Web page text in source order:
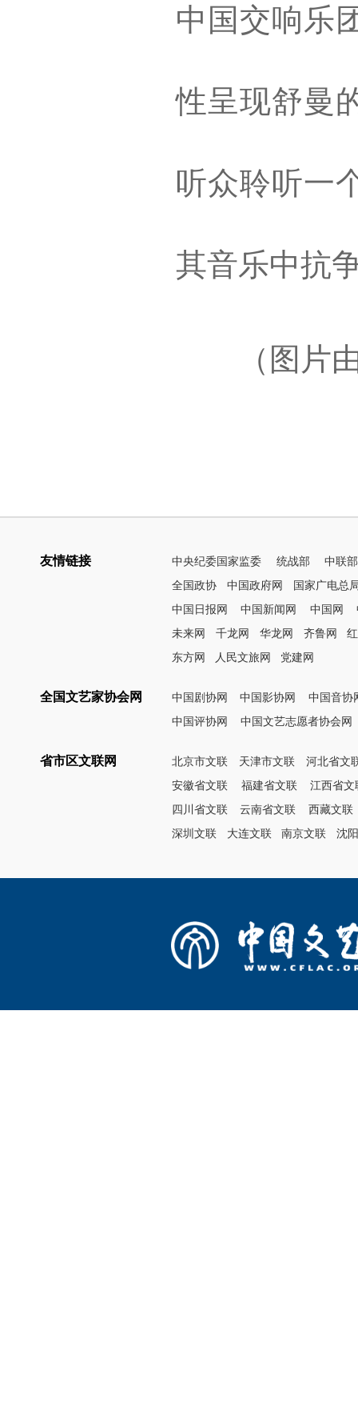
中国交响乐
性呈现舒曼
听众聆听一
其音乐中抗
（图片
友情链接 中央纪委国家监委 统战部
中联部
全国政协
中国政府网
国家广电总
中国日报网
中国新闻网 中国网
未来网
千龙网 华龙网 齐鲁网
东方网
人民文旅网 党建网
全国文艺家协会网 中国剧协网 中国影协网
中国音协
中国评协网
中国文艺志愿者协会网
省市区文联网 北京市文联 天津市文联
河北省文
安徽省文联
福建省文联
江西省文
四川省文联
云南省文联
西藏文联
深圳文联
大连文联 南京文联 沈